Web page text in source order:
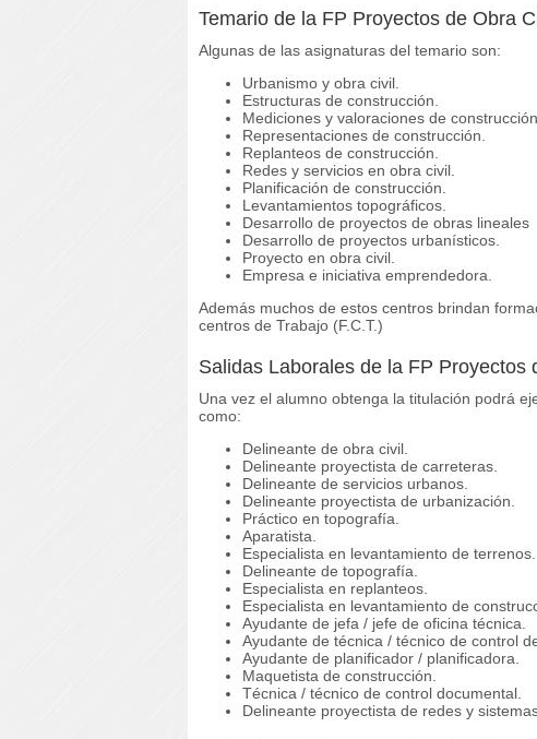
Temario de la FP Proyectos de Obra
Algunas de las asignaturas del temario son:
Urbanismo y obra civil.
Estructuras de construcción.
Mediciones y valoraciones de construcción.
Representaciones de construcción.
Replanteos de construcción.
Redes y servicios en obra civil.
Planificación de construcción.
Levantamientos topográficos.
Desarrollo de proyectos de obras lineales
Desarrollo de proyectos urbanísticos.
Proyecto en obra civil.
Empresa e iniciativa emprendedora.
Además muchos de estos centros brindan
centros de Trabajo (F.C.T.)
Salidas Laborales de la FP Proyectos
Una vez el alumno obtenga la titulación podrá
como:
Delineante de obra civil.
Delineante proyectista de carreteras.
Delineante de servicios urbanos.
Delineante proyectista de urbanización.
Práctico en topografía.
Aparatista.
Especialista en levantamiento de terrenos.
Delineante de topografía.
Especialista en replanteos.
Especialista en levantamiento de
Ayudante de jefa / jefe de oficina técnica.
Ayudante de técnica / técnico de control
Ayudante de planificador / planificadora.
Maquetista de construcción.
Técnica / técnico de control documental.
Delineante proyectista de redes y